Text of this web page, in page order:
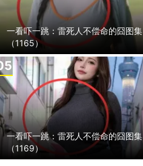
一看吓一跳：雷死人不偿命的囧图集
（1165）
5
一看吓一跳：雷死人不偿命的囧图集
（1169）